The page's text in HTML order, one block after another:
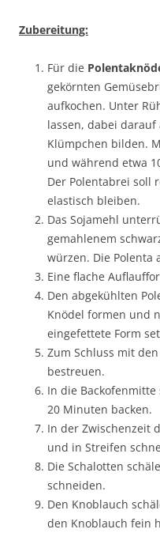
Zubereitung:
Für die
gekörnten
aufkochen. Unter
lassen, dabei darauf
Klümpchen bilden.
und während etwa
Der Polentabrei soll
elastisch bleiben.
Das Sojamehl
gemahlenem
würzen. Die Polenta
Eine flache
Den abgekühlten
Knödel formen und
eingefettete Form
Zum Schluss mit
bestreuen.
In die Backofenmitte
20 Minuten backen.
In der Zwischenzeit
und in Streifen
Die Schalotten
schneiden.
Den Knoblauch
den Knoblauch fein